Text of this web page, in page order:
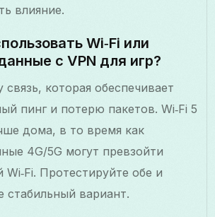
влияние.
Wi‑Fi или
с VPN для игр?
связь, которая обеспечивает
пинг и потерю пакетов. Wi‑Fi 5
дома, в то время как
4G/5G могут превзойти
Протестируйте обе и
стабильный вариант.